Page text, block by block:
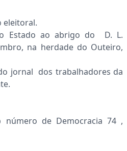
eleitoral.
Estado ao abrigo do D. L.
na herdade do Outeiro,
jornal dos trabalhadores da
número de Democracia 74 ,